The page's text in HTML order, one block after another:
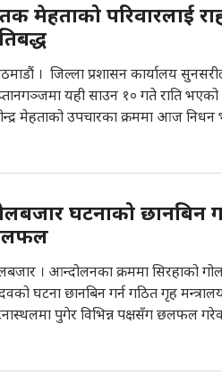
मेहताको परिवारलाई
। जिल्ला प्रशासन कार्यालय
यही साउन १० गते राति भएको
मेहताको उपचारका क्रममा आज निधन
घटनाको छानबिन
। आन्दोलनका क्रममा सिरहाको
घटना छानबिन गर्न गठित गृह
पुगेर विभिन्न पक्षसँग छलफल